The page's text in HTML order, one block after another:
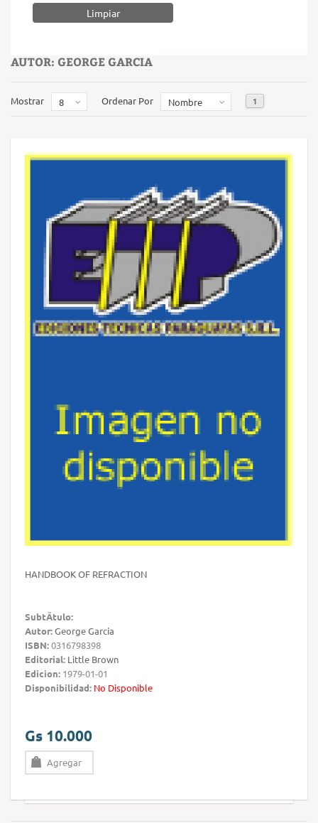
AUTOR: GEORGE GARCIA
Mostrar 8 Ordenar Por Nombre 1
HANDBOOK OF REFRACTION
SubtÃ­tulo:
Autor:George Garcia
ISBN:0316798398
Editorial: Little Brown
Edicion: 1979-01-01
Disponibilidad: No Disponible
Gs 10.000
Agregar